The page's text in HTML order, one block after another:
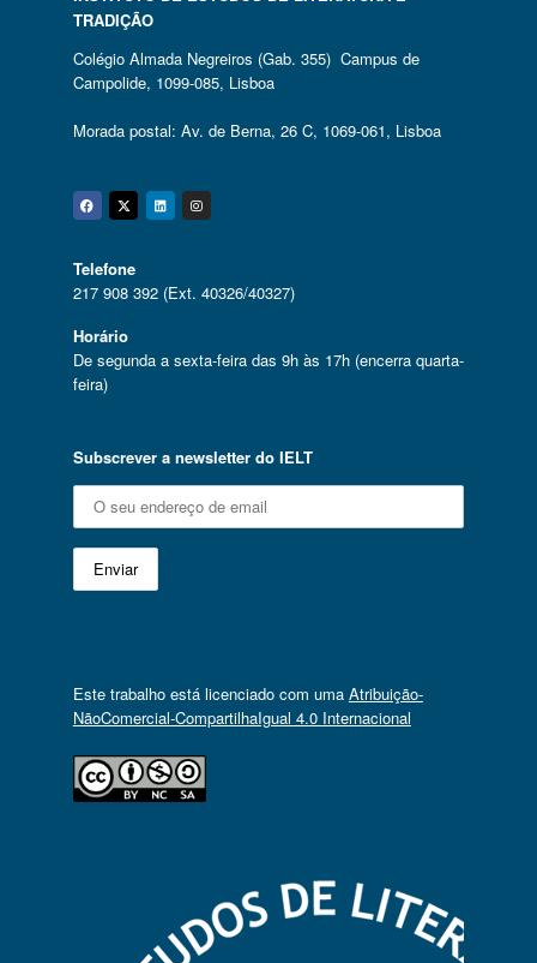
TRADIÇÃO
Colégio Almada Negreiros (Gab. 355) Campus de
Campolide, 1099-085, Lisboa
Morada postal: Av. de Berna, 26 C, 1069-061, Lisboa
Facebook
Twitter
Linkedin
Instagram
Telefone
217 908 392 (Ext. 40326/40327)
Horário
De segunda a sexta-feira das 9h às 17h (encerra quarta-
feira)
Subscrever a newsletter do IELT
Este trabalho está licenciado com uma Atribuição-
NãoComercial-CompartilhaIgual 4.0 Internacional